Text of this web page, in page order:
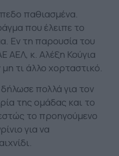
παθιασμένα.
που έλειπε το
Εν τη παρουσία του
ΑΕΛ, κ. Αλέξη Κούγια
μη τι άλλο χορταστικό.
πολλά για τον
της ομάδας και το
το προηγούμενο
για να